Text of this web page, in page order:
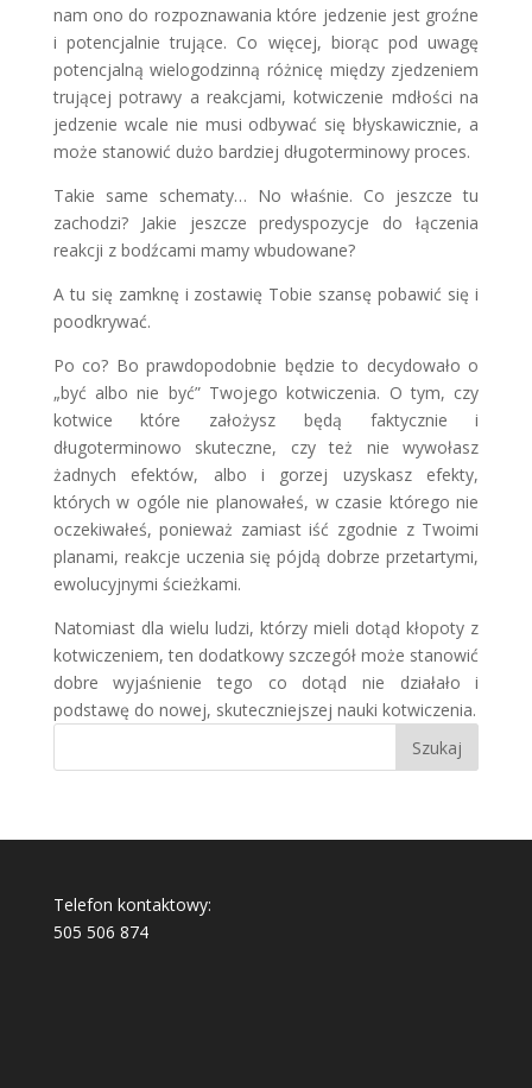
nam ono do rozpoznawania które jedzenie jest groźne
i potencjalnie trujące. Co więcej, biorąc pod uwagę
potencjalną wielogodzinną różnicę między zjedzeniem
trującej potrawy a reakcjami, kotwiczenie mdłości na
jedzenie wcale nie musi odbywać się błyskawicznie, a
może stanowić dużo bardziej długoterminowy proces.
Takie same schematy… No właśnie. Co jeszcze tu
zachodzi? Jakie jeszcze predyspozycje do łączenia
reakcji z bodźcami mamy wbudowane?
A tu się zamknę i zostawię Tobie szansę pobawić się i
poodkrywać.
Po co? Bo prawdopodobnie będzie to decydowało o
„być albo nie być” Twojego kotwiczenia. O tym, czy
kotwice które założysz będą faktycznie i
długoterminowo skuteczne, czy też nie wywołasz
żadnych efektów, albo i gorzej uzyskasz efekty,
których w ogóle nie planowałeś, w czasie którego nie
oczekiwałeś, ponieważ zamiast iść zgodnie z Twoimi
planami, reakcje uczenia się pójdą dobrze przetartymi,
ewolucyjnymi ścieżkami.
Natomiast dla wielu ludzi, którzy mieli dotąd kłopoty z
kotwiczeniem, ten dodatkowy szczegół może stanowić
dobre wyjaśnienie tego co dotąd nie działało i
podstawę do nowej, skuteczniejszej nauki kotwiczenia.
Telefon kontaktowy:
505 506 874